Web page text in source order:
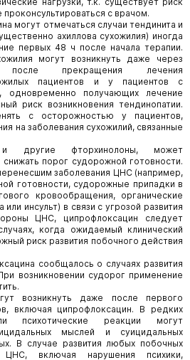
с врачом.
могут отмечаться случаи тендинита и
ахиллова сухожилия) иногда
первых 48 ч после начала терапии.
могут возникнуть даже через
после прекращения лечения
пациентов и у пациентов с
одновременно получающих лечение
риск возникновения тендинопатии.
с осторожностью у пациентов,
на заболевания сухожилий, связанные
и другие фторхинолоны, может
порог судорожной готовности.
заболевания ЦНС (например,
готовности, судорожные припадки в
кровообращения, органические
инсульт) в связи с угрозой развития
ЦНС, ципрофлоксацин следует
когда ожидаемый клинический
риск развития побочного действия
сообщалось о случаях развития
возникновении судорог применение
возникнуть даже после первого
включая ципрофлоксацин. В редких
психотические реакции могут
мыслей и суицидальных
В случае развития любых побочных
включая нарушения психики,